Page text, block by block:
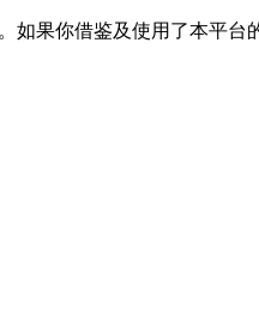
如果你借鉴及使用了本平台